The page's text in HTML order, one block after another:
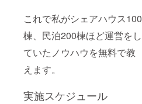
これで私がシェアハウス100
棟、民泊200棟ほど運営をし
ていたノウハウを無料で教
えます。
実施スケジュール